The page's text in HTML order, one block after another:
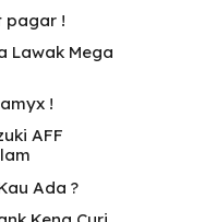
pagar !
Lawak Mega
!
AFF
Ada ?